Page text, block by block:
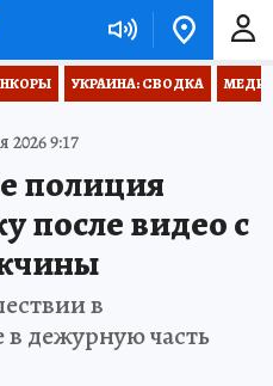
УКРАИНА: СВОДКА
9:17
полиция
после видео с
в
дежурную часть